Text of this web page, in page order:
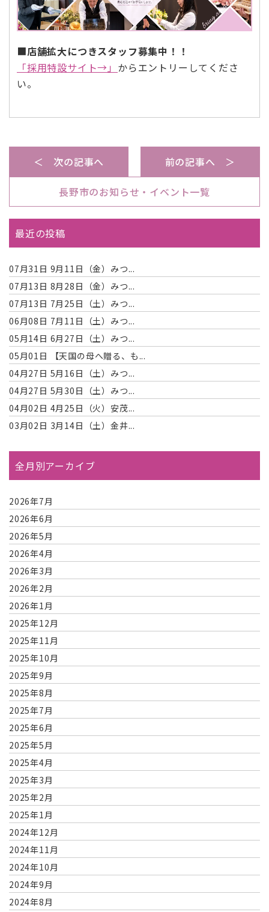
■店舗拡大につきスタッフ募集中！！
「採用特設サイト→」 からエントリーしてくださ
い。
＜ 次の記事へ
長野市のお知らせ・イベント一覧
前の記事へ ＞
最近の投稿
07月31日 9月11日（金）みつ...
07月13日 8月28日（金）みつ...
07月13日 7月25日（土）みつ...
06月08日 7月11日（土）みつ...
05月14日 6月27日（土）みつ...
05月01日
【天国の母へ贈る、も...
04月27日 5月16日（土）みつ...
04月27日 5月30日（土）みつ...
04月02日 4月25日（火）安茂...
03月02日 3月14日（土）金井...
全月別アーカイブ
2026年7月
2026年6月
2026年5月
2026年4月
2026年3月
2026年2月
2026年1月
2025年12月
2025年11月
2025年10月
2025年9月
2025年8月
2025年7月
2025年6月
2025年5月
2025年4月
2025年3月
2025年2月
2025年1月
2024年12月
2024年11月
2024年10月
2024年9月
2024年8月